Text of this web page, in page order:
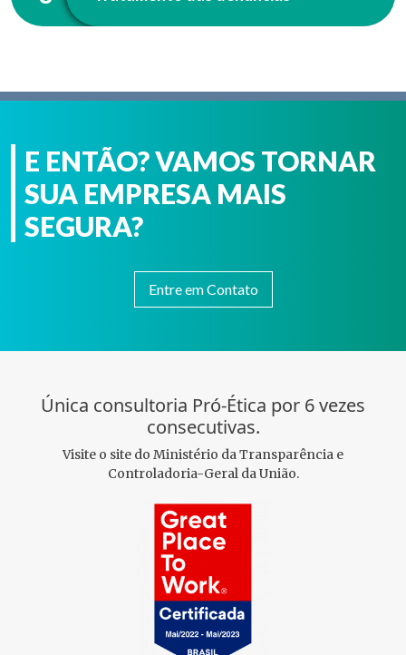
E ENTÃO? VAMOS TORNAR
SUA EMPRESA MAIS
SEGURA?
Entre em Contato
Única consultoria Pró-Ética por 6 vezes
consecutivas.
Visite o site do Ministério da Transparência e
Controladoria-Geral da União.